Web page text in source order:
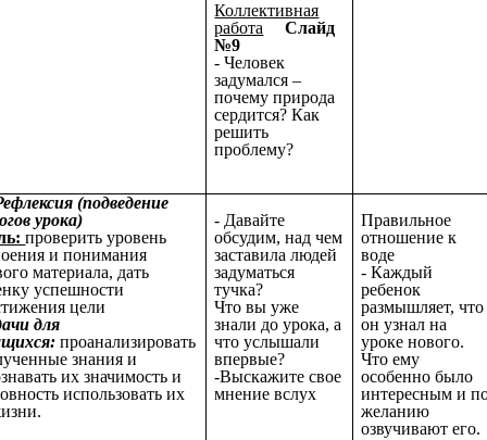
Коллективная
работа
Слайд
№9
- Человек
задумался –
почему природа
сердится? Как
решить
проблему?
(подведение
урока)
проверить уровень
и понимания
материала, дать
успешности
цели
для
проанализировать
знания и
их значимость и
использовать их
- Давайте
обсудим, над чем
заставила людей
задуматься
тучка?
Что вы уже
знали до урока, а
что услышали
впервые?
-Выскажите свое
мнение вслух
Правильное
отношение к
воде
- Каждый
ребенок
размышляет, что
он узнал на
уроке нового.
Что ему
особенно было
интересным и
желанию
озвучивают его.